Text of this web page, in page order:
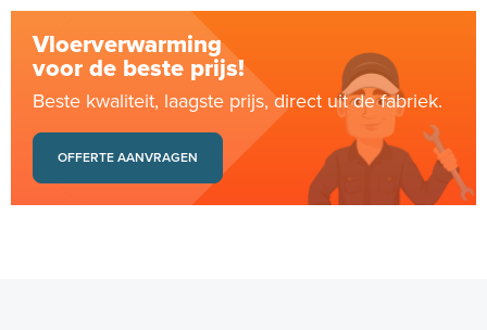
Vloerverwarming
voor de beste prijs!
Beste kwaliteit, laagste prijs, direct uit de fabriek.
OFFERTE AANVRAGEN